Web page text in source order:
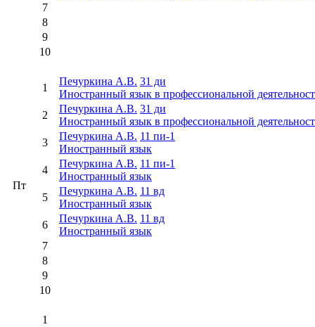
7
8
9
10
Пт
1
Печуркина А.В. 31 ди
Иностранный язык в профессиональной
2
Печуркина А.В. 31 ди
Иностранный язык в профессиональной
3
Печуркина А.В. 11 пи-1
Иностранный язык
4
Печуркина А.В. 11 пи-1
Иностранный язык
5
Печуркина А.В. 11 вд
Иностранный язык
6
Печуркина А.В. 11 вд
Иностранный язык
7
8
9
10
1